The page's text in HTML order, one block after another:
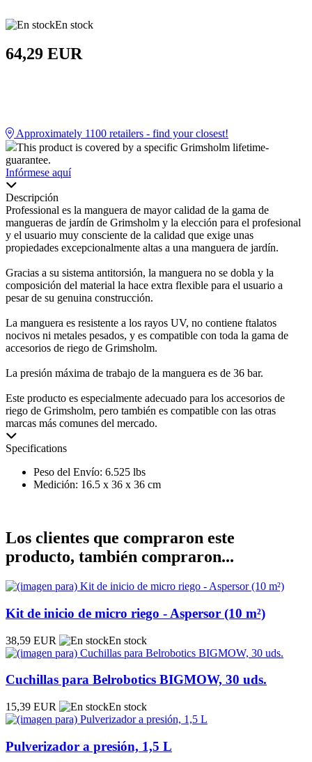
En stock
64,29 EUR
Approximately 1100 retailers - find your closest!
This product is covered by a specific Grimsholm lifetime-
guarantee.
Infórmese aquí
Descripción
Professional es la manguera de mayor calidad de la gama de
mangueras de jardín de Grimsholm y la elección para el profesional
y el usuario muy consciente de la calidad que exige unas
propiedades excepcionalmente altas a una manguera de jardín.
Gracias a su sistema antitorsión, la manguera no se dobla y la
composición del material la hace extra flexible para el usuario a
pesar de su genuina construcción.
La manguera es resistente a los rayos UV, no contiene ftalatos
nocivos ni metales pesados, y es compatible con toda la gama de
accesorios de riego de Grimsholm.
La presión máxima de trabajo de la manguera es de 36 bar.
Este producto es especialmente adecuado para los accesorios de
riego de Grimsholm, pero también es compatible con las otras
marcas más comunes del mercado.
Specifications
Peso del Envío: 6.525 lbs
Medición: 16.5 x 36 x 36 cm
Los clientes que compraron este
producto, también compraron...
Kit de inicio de micro riego - Aspersor (10 m²)
38,59 EUR En stock
Cuchillas para Belrobotics BIGMOW, 30 uds.
15,39 EUR En stock
Pulverizador a presión, 1,5 L